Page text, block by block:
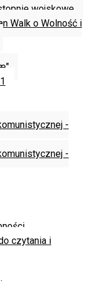
wojskowe
Walk o Wolność i
-
-
czytania i